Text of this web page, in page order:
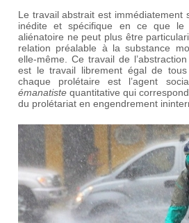
Le travail abstrait est immédiatement
inédite et spécifique en ce que le
aliénatoire ne peut plus être
relation préalable à la substance
elle-même. Ce travail de
est le travail librement égal de
chaque prolétaire est l’agent
émanatiste quantitative qui
du prolétariat en engendrement